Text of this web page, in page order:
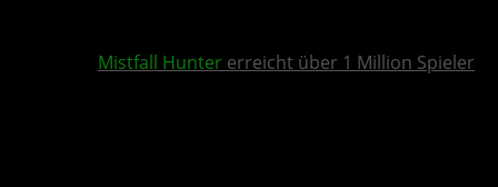
Mistfall Hunter erreicht über 1 Million Spieler